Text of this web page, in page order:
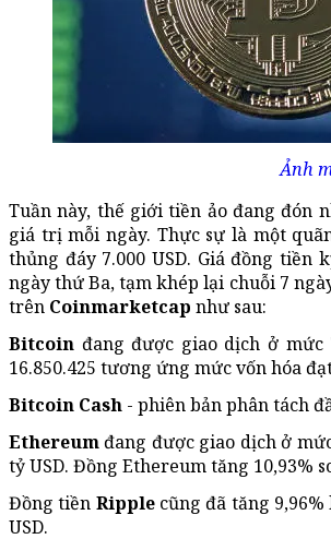
Ảnh
Tuần này, thế giới tiền ảo đang đón
giá trị mỗi ngày. Thực sự là một
thủng đáy 7.000 USD. Giá đồng
ngày thứ Ba, tạm khép lại chuỗi 7
trên Coinmarketcap như sau:
Bitcoin đang được giao dịch ở mức
16.850.425 tương ứng mức vốn hóa
Bitcoin Cash - phiên bản phân tách
Ethereumđang được giao dịch ở
tỷ USD. Đồng Ethereum tăng 10,93%
Đồng tiền Ripple cũng đã tăng
USD.